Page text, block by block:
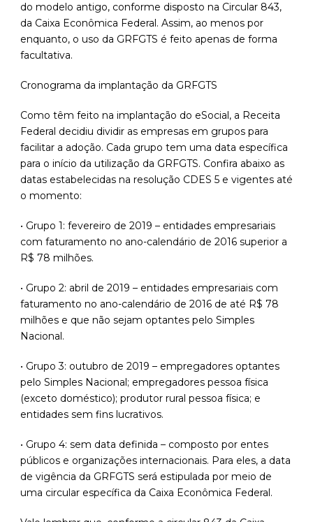
do modelo antigo, conforme disposto na Circular 843,
da Caixa Econômica Federal. Assim, ao menos por
enquanto, o uso da GRFGTS é feito apenas de forma
facultativa.
Cronograma da implantação da GRFGTS
Como têm feito na implantação do eSocial, a Receita
Federal decidiu dividir as empresas em grupos para
facilitar a adoção. Cada grupo tem uma data específica
para o início da utilização da GRFGTS. Confira abaixo as
datas estabelecidas na resolução CDES 5 e vigentes até
o momento:
• Grupo 1: fevereiro de 2019 – entidades empresariais
com faturamento no ano-calendário de 2016 superior a
R$ 78 milhões.
• Grupo 2: abril de 2019 – entidades empresariais com
faturamento no ano-calendário de 2016 de até R$ 78
milhões e que não sejam optantes pelo Simples
Nacional.
• Grupo 3: outubro de 2019 – empregadores optantes
pelo Simples Nacional; empregadores pessoa física
(exceto doméstico); produtor rural pessoa física; e
entidades sem fins lucrativos.
• Grupo 4: sem data definida – composto por entes
públicos e organizações internacionais. Para eles, a data
de vigência da GRFGTS será estipulada por meio de
uma circular específica da Caixa Econômica Federal.